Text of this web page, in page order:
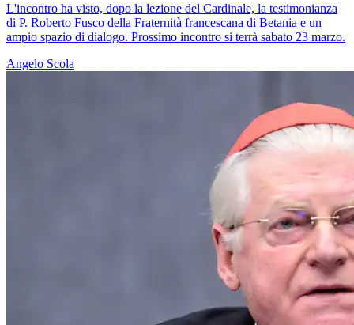
L'incontro ha visto, dopo la lezione del Cardinale, la testimonianza
di P. Roberto Fusco della Fraternità francescana di Betania e un
ampio spazio di dialogo. Prossimo incontro si terrà sabato 23 marzo.
Angelo Scola